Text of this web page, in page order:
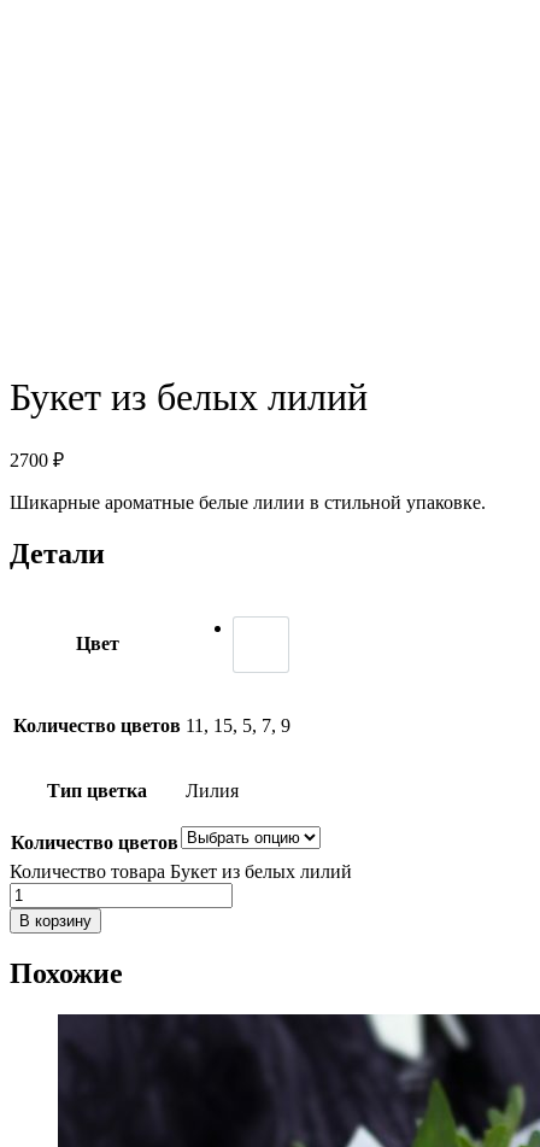
Букет из белых лилий
2700 ₽
Шикарные ароматные белые лилии в стильной упаковке.
Детали
Цвет
Количество цветов 11, 15, 5, 7, 9
Тип цветка Лилия
Количество цветов
Количество товара Букет из белых лилий
В корзину
Похожие